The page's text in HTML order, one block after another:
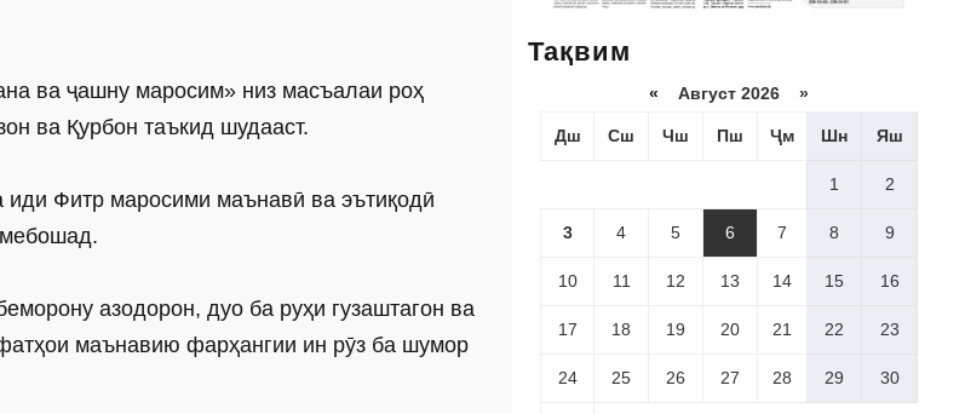
ва ҷашну маросим» низ масъалаи роҳ
ва Қурбон таъкид шудааст.
Фитр маросими маънавӣ ва эътиқодӣ
азодорон, дуо ба руҳи гузаштагон ва
маънавию фарҳангии ин рӯз ба шумор
Тақвим
« Август 2026 »
Дш Сш Чш Пш Ҷм Шн Яш
1 2
3 4 5 6 7 8 9
10 11 12 13 14 15 16
17 18 19 20 21 22 23
24 25 26 27 28 29 30